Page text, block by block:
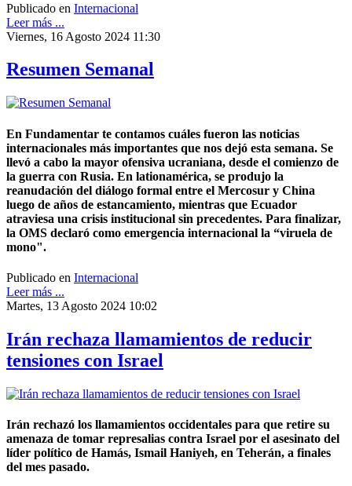
Publicado en Internacional
Leer más ...
Viernes, 16 Agosto 2024 11:30
Resumen Semanal
En Fundamentar te contamos cuáles fueron las noticias
internacionales más importantes que nos dejó esta semana. Se
llevó a cabo la mayor ofensiva ucraniana, desde el comienzo de
la guerra con Rusia. En lationamérica, se produjo la
reanudación del diálogo formal entre el Mercosur y China
luego de años de estancamiento, mientras que Ecuador
atraviesa una crisis institucional sin precedentes. Para finalizar,
la OMS declaró como emergencia internacional la “viruela de
mono".
Publicado en Internacional
Leer más ...
Martes, 13 Agosto 2024 10:02
Irán rechaza llamamientos de reducir
tensiones con Israel
Irán rechazó los llamamientos occidentales para que retire su
amenaza de tomar represalias contra Israel por el asesinato del
líder político de Hamás, Ismail Haniyeh, en Teherán, a finales
del mes pasado.